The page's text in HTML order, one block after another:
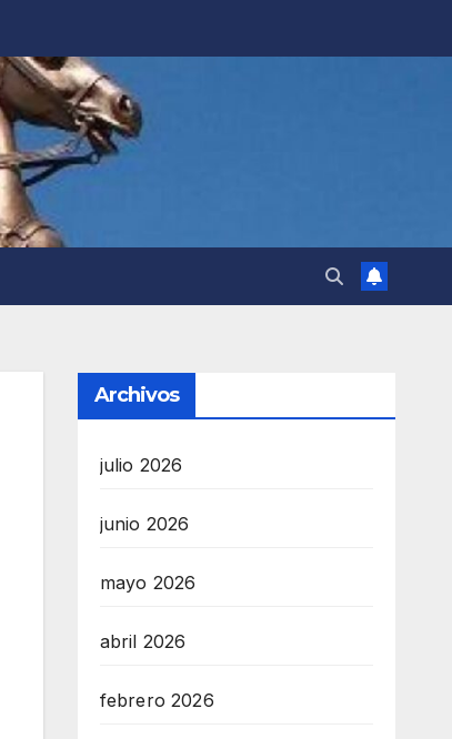
Archivos
julio 2026
junio 2026
mayo 2026
abril 2026
febrero 2026